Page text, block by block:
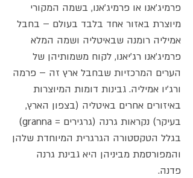
פרמיג'אנו או פרמיג'אנו, בשמה המקורי
מיוצרת באזור אחד בלבד בעולם – בחבל
אמיליה רומנה שבאיטליה ושמה המלא
פרמיג'אנו רג'יאנו, לקוח משמותיהן של
הערים המרכזיות שבחבל ארץ זה – פרמה
ורג'יו אמיליה. גבינות דומות המיוצרות
באיזורים אחרים באיטליה (בצפון הארץ,
בעיקר) נקראות גרנה (גרגירים = granna)
בגלל הטקסטורה הגרגרית המיוחדת שלהן
והמפורסמת מביניהן היא גבינת גרנה
פדנה.